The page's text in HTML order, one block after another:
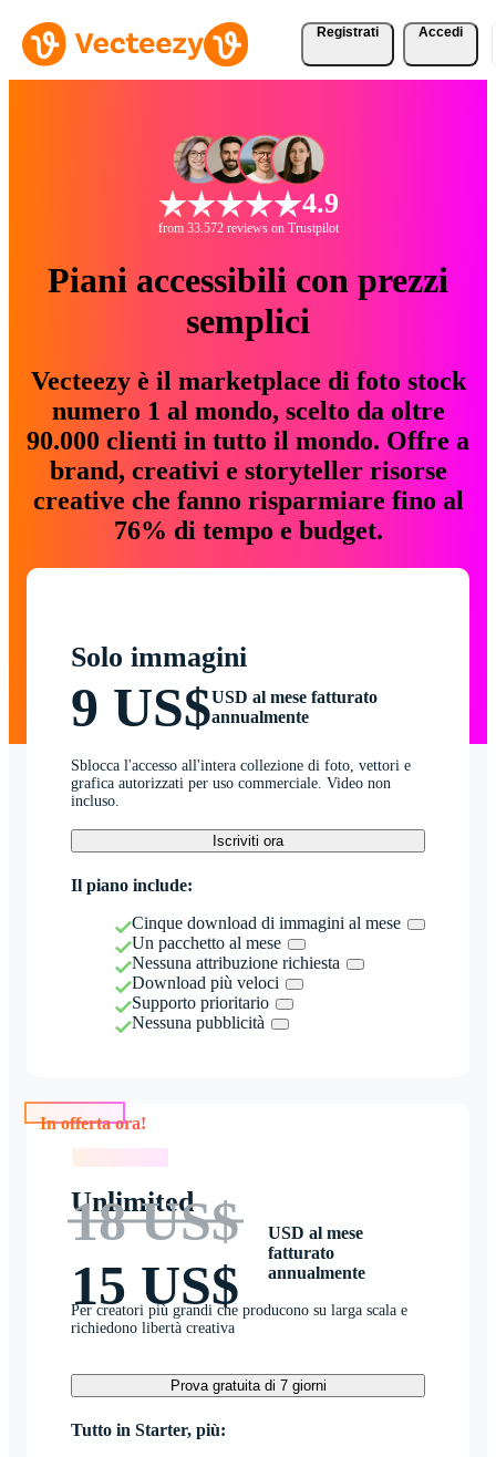
Registrati Accedi
4.9
from 33.572 reviews on Trustpilot
Piani accessibili con prezzi
semplici
Vecteezy è il marketplace di foto stock
numero 1 al mondo, scelto da oltre
90.000 clienti in tutto il mondo. Offre a
brand, creativi e storyteller risorse
creative che fanno risparmiare fino al
76% di tempo e budget.
Solo immagini
9 US$USD al mese fatturato
annualmente
Sblocca l'accesso all'intera collezione di foto, vettori e
grafica autorizzati per uso commerciale. Video non
incluso.
Iscriviti ora
Il piano include:
Cinque download di immagini al mese
Un pacchetto al mese
Nessuna attribuzione richiesta
Download più veloci
Supporto prioritario
Nessuna pubblicità
Unlimited
18 US$
15 US$
USD al mese
fatturato
annualmente
Per creatori più grandi che producono su larga scala e
richiedono libertà creativa
Prova gratuita di 7 giorni
Tutto in Starter, più: